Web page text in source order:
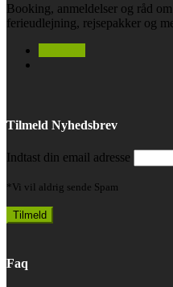
Booking, anmeldelser og råd
ferieudlejning, rejsepakker og
Tilmeld Nyhedsbrev
Indtast din email adresse
*Vi vil aldrig sende Spam
Faq